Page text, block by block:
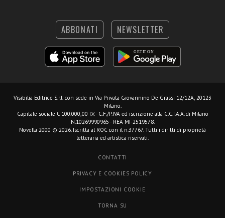
ABBONATI NEWSLETTER
Visibilia Editrice S.r.l. con sede in Via Privata Giovannino De Grassi 12/12A, 20123
Milano.
Capitale sociale € 100.000,00 I.V. - C.F./P.IVA ed iscrizione alla C.C.I.A.A. di Milano
N.10269990965 - REA MI-2519578.
Novella 2000 © 2026. Iscritta al ROC con il n.37767. Tutti i diritti di proprietà
letteraria ed artistica riservati.
CONTATTI
PRIVACY E COOKIES POLICY
IMPOSTAZIONI COOKIE
TORNA SU